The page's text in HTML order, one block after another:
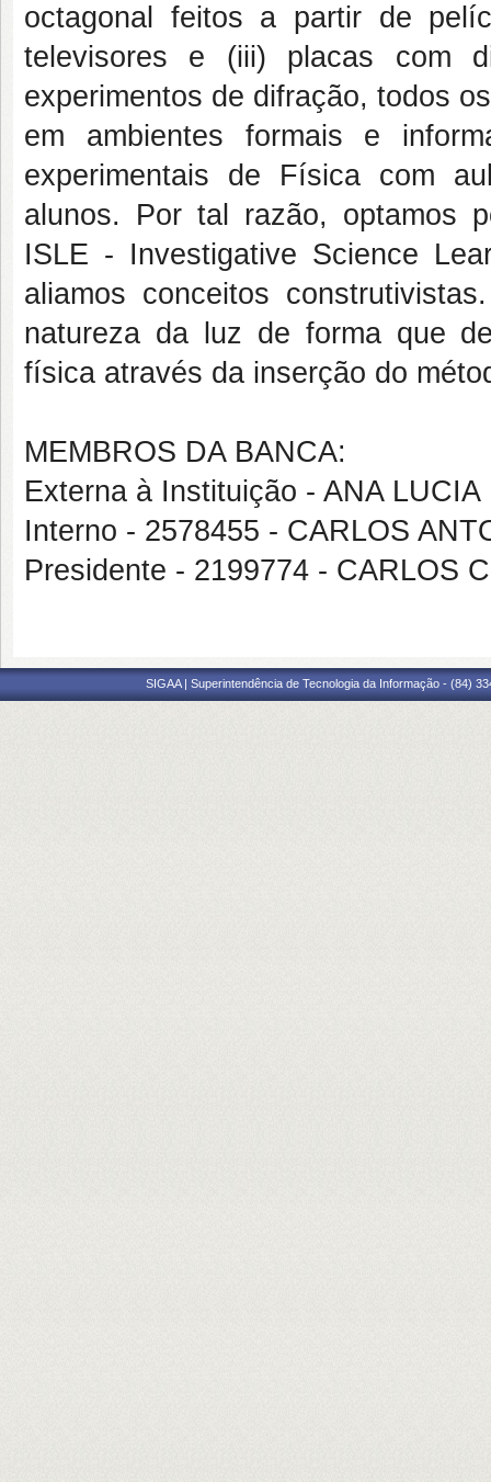
octagonal feitos a partir de
televisores e (iii) placas com
experimentos de difração, todos
em ambientes formais e
experimentais de Física com
alunos. Por tal razão, optamos
ISLE - Investigative Science
aliamos conceitos
natureza da luz de forma que
física através da inserção do
MEMBROS DA BANCA:
Externa à Instituição - ANA LUCIA
Interno - 2578455 - CARLOS
Presidente - 2199774 - CARLOS
SIGAA | Superintendência de Tecnologia da Informação - (84)